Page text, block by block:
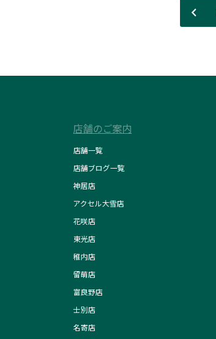
店舗のご案内
店舗一覧
店舗ブログ一覧
神居店
アクセル大雪店
花咲店
東光店
稚内店
留萌店
富良野店
士別店
名寄店